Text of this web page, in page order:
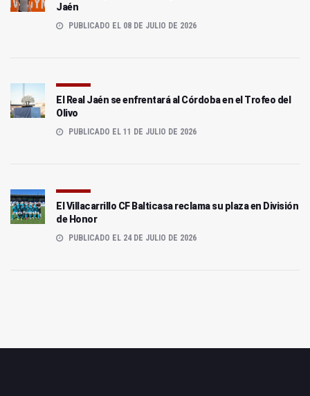
Jaén
PUBLICADO EL 08 DE JULIO DE 2026
El Real Jaén se enfrentará al Córdoba en el Trofeo del
Olivo
PUBLICADO EL 11 DE JULIO DE 2026
El Villacarrillo CF Balticasa reclama su plaza en División
de Honor
PUBLICADO EL 24 DE JULIO DE 2026